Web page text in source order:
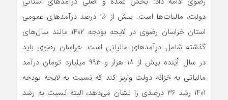
دولت، مالیات‌ها است. بیش از ۹۶ درصد درآمدهای عمومی
استان خراسان رضوی در لایحه بودجه ۱۴۰۲ مانند سال‌های
گذشته شامل درآمدهای مالیاتی است. خراسان رضوی باید
در سال آینده بیش از ۱۸ هزار و ۹۹۳ میلیارد تومان درآمد
مالیاتی به خزانه دولت واریز کند که نسبت به لایحه بودجه
۱۴۰۱ رشد ۳۶ درصدی را نشان می‌دهد، البته نسبت به رشد